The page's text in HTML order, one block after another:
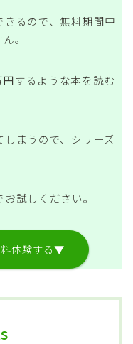
きるので、無料期間中
。
するような本を読む
まうので、シリーズ
お試しください。
体験する▼